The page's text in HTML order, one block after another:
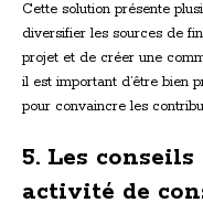
Cette solution présente
diversifier les sources de
projet et de créer une
il est important d’être bien
pour convaincre les
5. Les
activité de